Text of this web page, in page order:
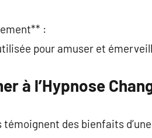
:
pour amuser et
à l’Hypnose
témoignent des bienfaits